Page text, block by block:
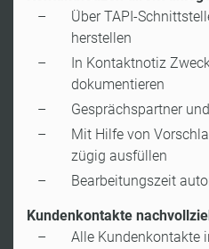
Über TAPI-
herstellen
In Kontaktnotiz
dokumentieren
Gesprächspartner
Mit Hilfe von
zügig ausfüllen
Bearbeitungszeit
Kundenkontakte
Alle Kundenkontakte